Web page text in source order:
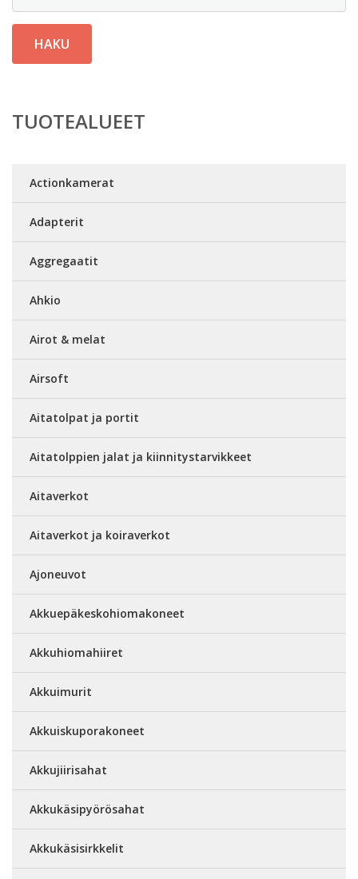
HAKU
TUOTEALUEET
Actionkamerat
Adapterit
Aggregaatit
Ahkio
Airot & melat
Airsoft
Aitatolpat ja portit
Aitatolppien jalat ja kiinnitystarvikkeet
Aitaverkot
Aitaverkot ja koiraverkot
Ajoneuvot
Akkuepäkeskohiomakoneet
Akkuhiomahiiret
Akkuimurit
Akkuiskuporakoneet
Akkujiirisahat
Akkukäsipyörösahat
Akkukäsisirkkelit